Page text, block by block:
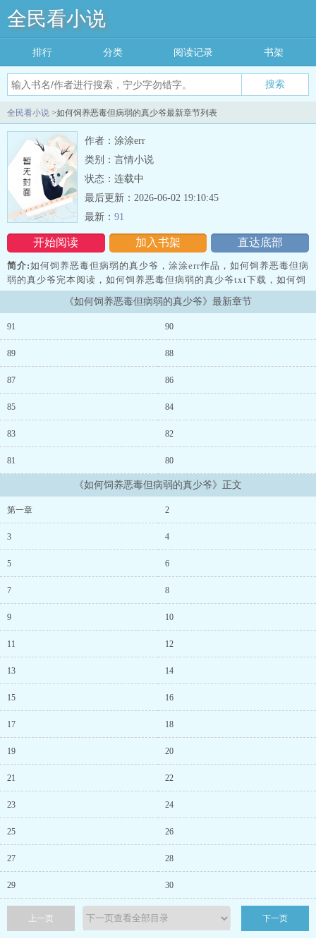
全民看小说
搜索
排行 分类 阅读记录 书架
全民看小说 >如何饲养恶毒但病弱的真少爷最新章节列表
作者：涂涂err
类别：言情小说
状态：连载中
开始阅读 加入书架 直达底部
最后更新：2026-06-02 19:10:45
最新： 91
简介:如何饲养恶毒但病弱的真少爷，涂涂err作品，如何饲养恶毒但病
弱的真少爷完本阅读，如何饲养恶毒但病弱的真少爷txt下载，如何饲
养恶毒但病弱的真少爷免费阅读，如何饲养恶毒但病弱的真少爷无弹
《如何饲养恶毒但病弱的真少爷》最新章节
91 90
89 88
87 86
85 84
83 82
81 80
《如何饲养恶毒但病弱的真少爷》正文
第一章 2
3 4
5 6
7 8
9 10
11 12
13 14
15 16
17 18
19 20
21 22
23 24
25 26
27 28
29 30
上一页 下一页